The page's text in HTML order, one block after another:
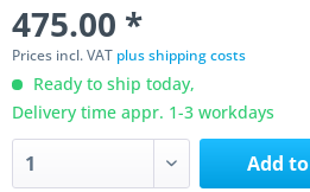
475.00 *
Prices incl. VAT plus shipping costs
Ready to ship today,
Delivery time appr. 1-3 workdays
Add to